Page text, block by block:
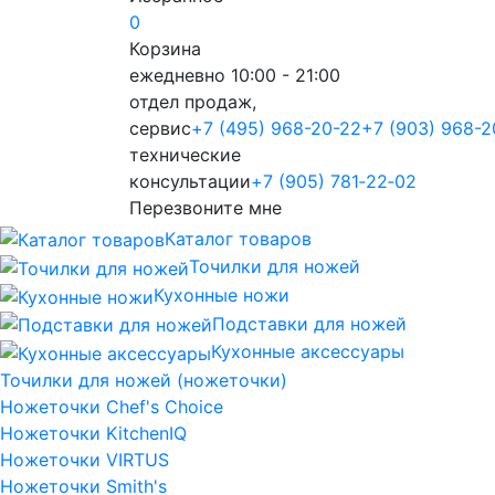
0
Корзина
ежедневно 10:00 - 21:00
отдел продаж,
сервис+7 (495) 968-20-22+7 (903) 968-
технические
консультации+7 (905) 781‑22‑02
Перезвоните мне
Каталог товаров
Точилки для ножей
Кухонные ножи
Подставки для ножей
Кухонные аксессуары
Точилки для ножей (ножеточки)
Ножеточки Chef's Choice
Ножеточки KitchenIQ
Ножеточки VIRTUS
Ножеточки Smith's